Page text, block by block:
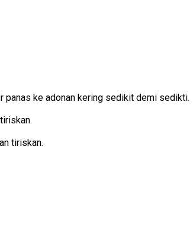
panas ke adonan kering sedikit demi sedikti.
tiriskan.